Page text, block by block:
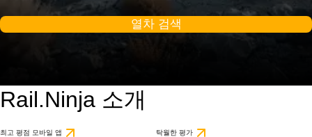
열차 검색
Rail.Ninja 소개
최고 평점 모바일 앱 탁월한 평가